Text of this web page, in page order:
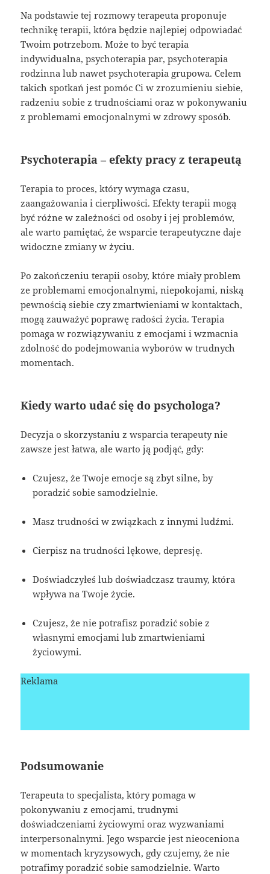
Na podstawie tej rozmowy terapeuta proponuje
technikę terapii, która będzie najlepiej odpowiadać
Twoim potrzebom. Może to być terapia
indywidualna, psychoterapia par, psychoterapia
rodzinna lub nawet psychoterapia grupowa. Celem
takich spotkań jest pomóc Ci w zrozumieniu siebie,
radzeniu sobie z trudnościami oraz w pokonywaniu
z problemami emocjonalnymi w zdrowy sposób.
Psychoterapia – efekty pracy z terapeutą
Terapia to proces, który wymaga czasu,
zaangażowania i cierpliwości. Efekty terapii mogą
być różne w zależności od osoby i jej problemów,
ale warto pamiętać, że wsparcie terapeutyczne daje
widoczne zmiany w życiu.
Po zakończeniu terapii osoby, które miały problem
ze problemami emocjonalnymi, niepokojami, niską
pewnością siebie czy zmartwieniami w kontaktach,
mogą zauważyć poprawę radości życia. Terapia
pomaga w rozwiązywaniu z emocjami i wzmacnia
zdolność do podejmowania wyborów w trudnych
momentach.
Kiedy warto udać się do psychologa?
Decyzja o skorzystaniu z wsparcia terapeuty nie
zawsze jest łatwa, ale warto ją podjąć, gdy:
Czujesz, że Twoje emocje są zbyt silne, by
poradzić sobie samodzielnie.
Masz trudności w związkach z innymi ludźmi.
Cierpisz na trudności lękowe, depresję.
Doświadczyłeś lub doświadczasz traumy, która
wpływa na Twoje życie.
Czujesz, że nie potrafisz poradzić sobie z
własnymi emocjami lub zmartwieniami
życiowymi.
Reklama
Podsumowanie
Terapeuta to specjalista, który pomaga w
pokonywaniu z emocjami, trudnymi
doświadczeniami życiowymi oraz wyzwaniami
interpersonalnymi. Jego wsparcie jest nieoceniona
w momentach kryzysowych, gdy czujemy, że nie
potrafimy poradzić sobie samodzielnie. Warto